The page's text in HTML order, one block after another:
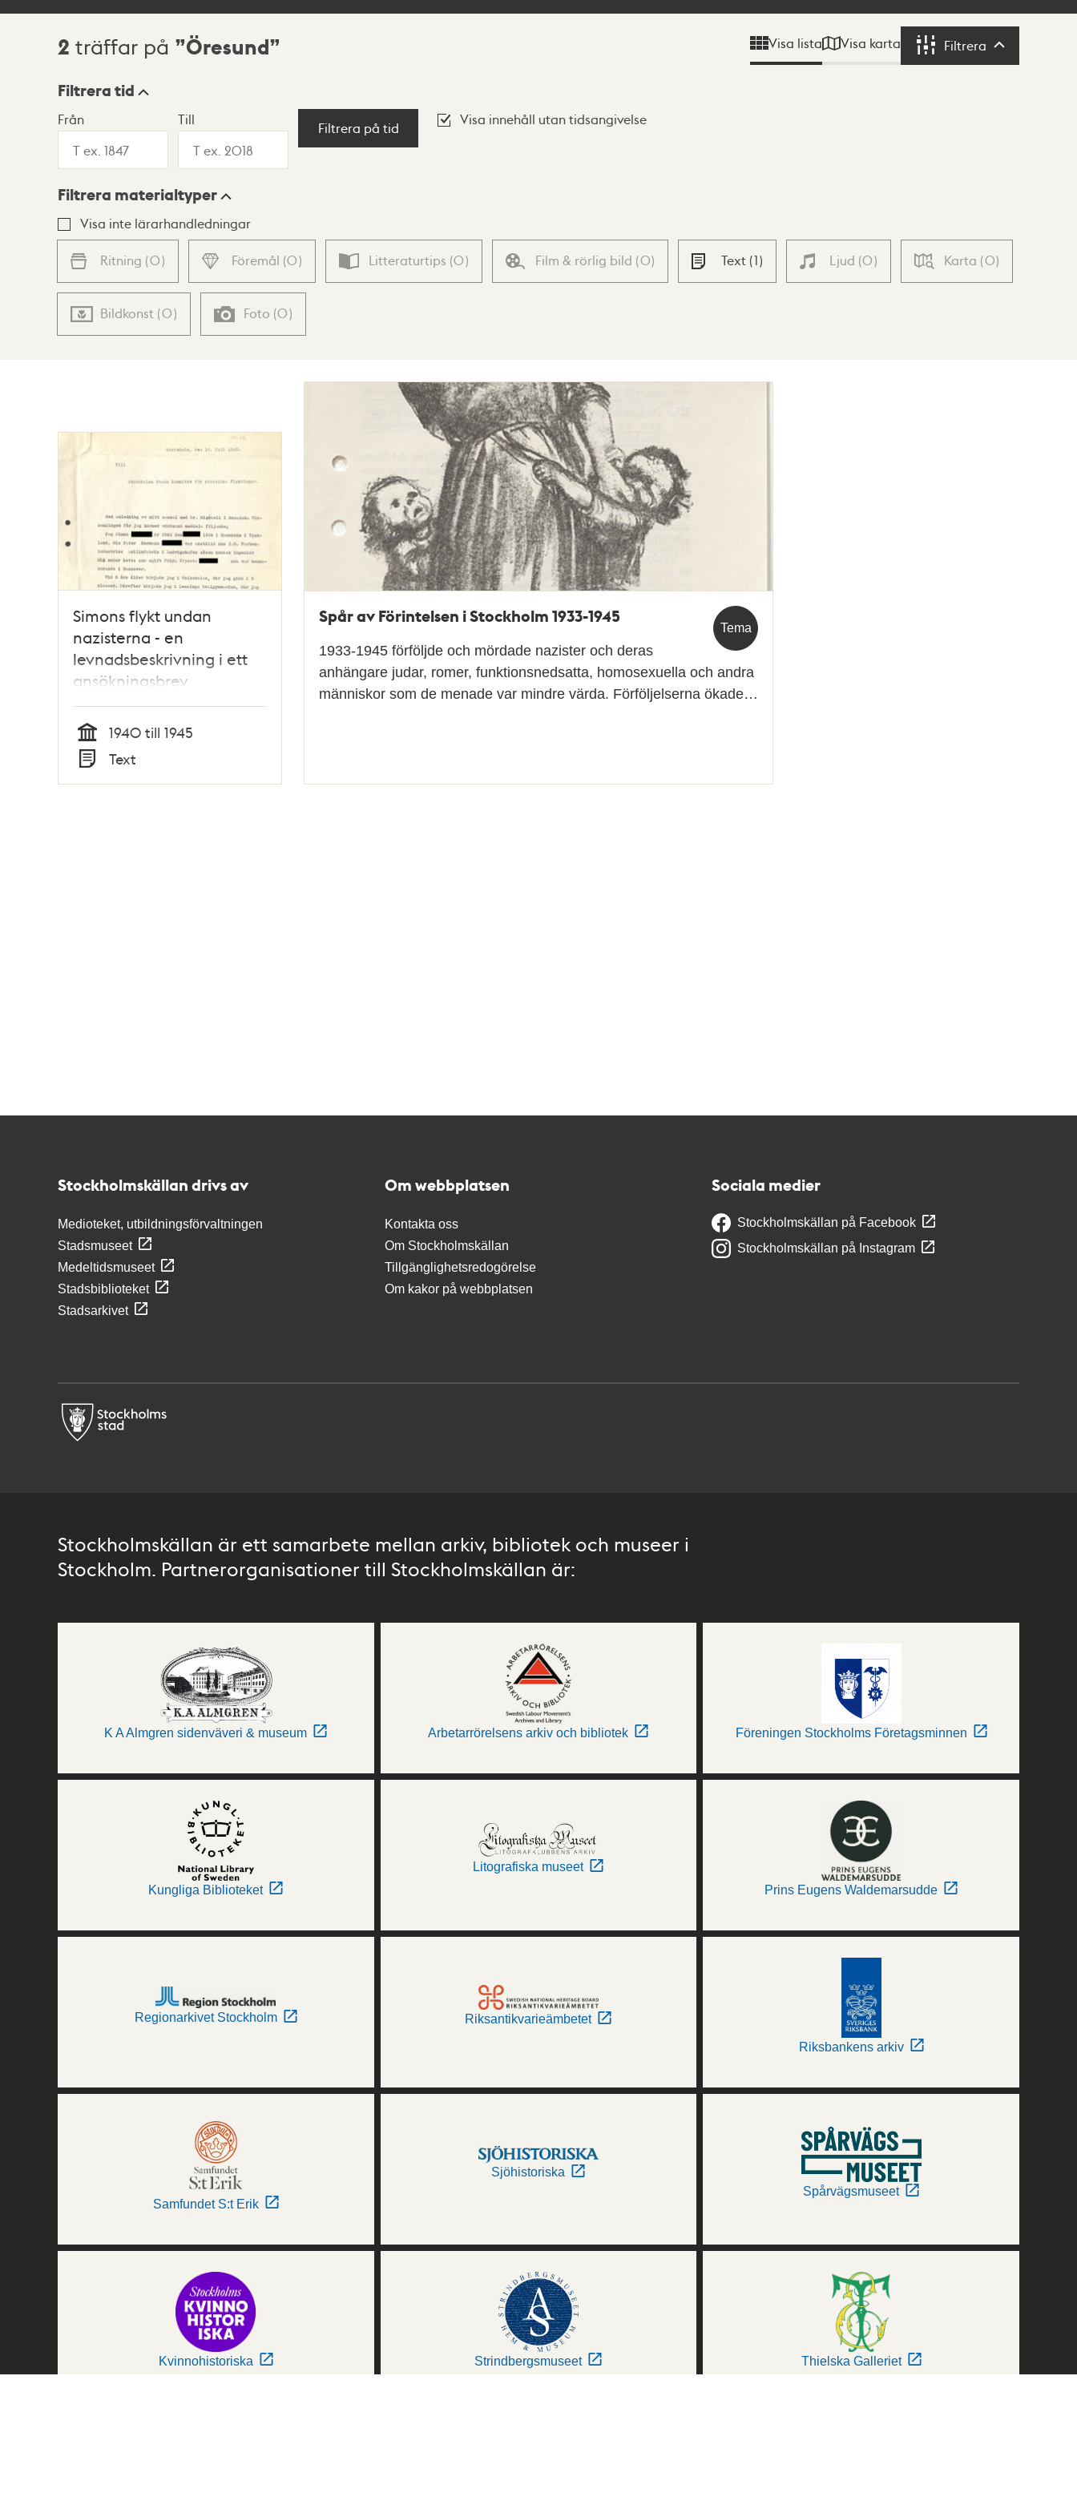
Sökresultat
2 träffar på Öresund Visa lista Visa karta Filtrera Filtrera
Visningsläge
Lista Karta
Filtrera tid
Från Till
Filtrera på tid
Visa innehåll utan tidsangivelse
Filtrera materialtyper
Visa inte lärarhandledningar
Ritning (0) Föremål (0) Litteraturtips (0) Film & rörlig bild (0) Text (1) Ljud (0) Karta (0)
Bildkonst (0) Foto (0)
Simons flykt undan
nazisterna - en
levnadsbeskrivning i ett
ansökningsbrev
Tid
1940 till 1945
Text
Tema
Spår av Förintelsen i Stockholm 1933-1945
1933-1945 förföljde och mördade nazister och deras
anhängare judar, romer, funktionsnedsatta, homosexuella och andra
människor som de menade var mindre värda. Förföljelserna ökade…
Stockholmskällan drivs av
Medioteket, utbildningsförvaltningen
Stadsmuseet
Medeltidsmuseet
Stadsbiblioteket
Stadsarkivet
Om webbplatsen
Kontakta oss
Om Stockholmskällan
Tillgänglighetsredogörelse
Om kakor på webbplatsen
Sociala medier
Stockholmskällan på Facebook
Stockholmskällan på Instagram
Stockholmskällan är ett samarbete mellan arkiv, bibliotek och museer i
Stockholm. Partnerorganisationer till Stockholmskällan är:
K A Almgren sidenväveri & museum Arbetarrörelsens arkiv och bibliotek Föreningen Stockholms Företagsminnen
Kungliga Biblioteket
Litografiska museet
Prins Eugens Waldemarsudde
Regionarkivet Stockholm Riksantikvarieämbetet
Riksbankens arkiv
Samfundet S:t Erik
Sjöhistoriska
Spårvägsmuseet
Kvinnohistoriska Strindbergsmuseet Thielska Galleriet